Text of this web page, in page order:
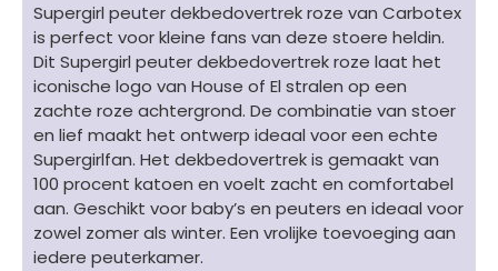
135
cm
-
Supergirlprint
wit/roze
aantal
Supergirl peuter dekbedovertrek roze van Carbotex
is perfect voor kleine fans van deze stoere heldin.
Dit Supergirl peuter dekbedovertrek roze laat het
iconische logo van House of El stralen op een
zachte roze achtergrond. De combinatie van stoer
en lief maakt het ontwerp ideaal voor een echte
Supergirlfan. Het dekbedovertrek is gemaakt van
100 procent katoen en voelt zacht en comfortabel
aan. Geschikt voor baby’s en peuters en ideaal voor
zowel zomer als winter. Een vrolijke toevoeging aan
iedere peuterkamer.